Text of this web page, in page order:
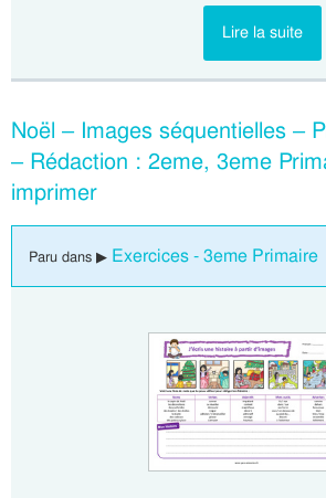
Lire la suite
Noël – Images séquentielles –
– Rédaction : 2eme, 3eme
imprimer
Paru dans ▶ Exercices - 3eme Primaire